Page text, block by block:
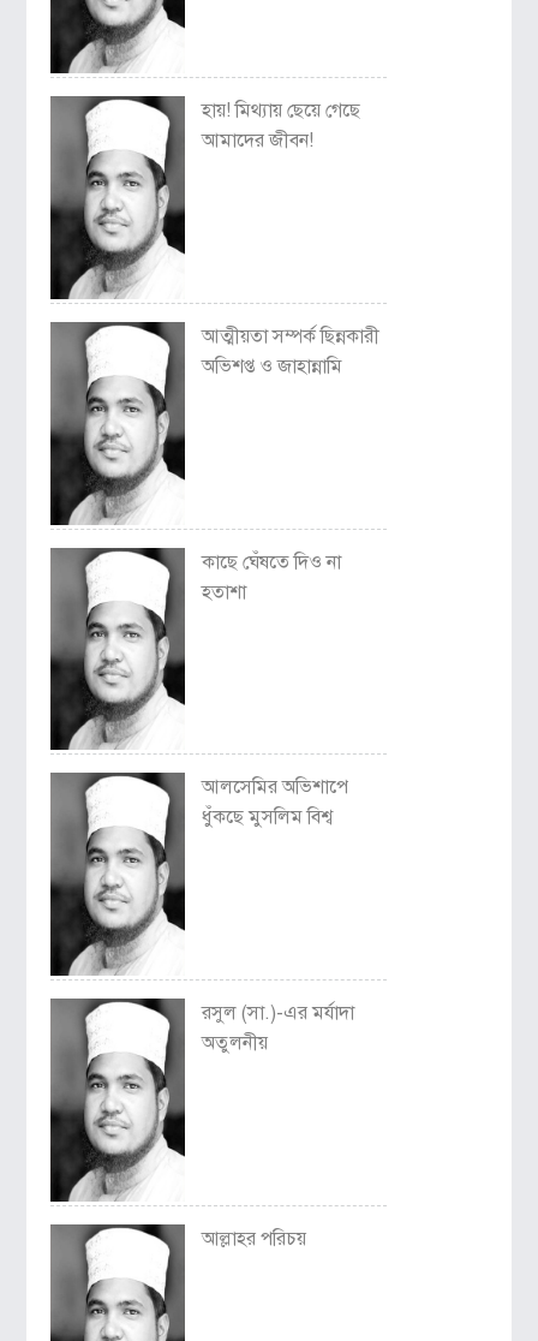
হায়! মিথ্যায় ছেয়ে গেছে
আমাদের জীবন!
আত্মীয়তা সম্পর্ক ছিন্নকারী
অভিশপ্ত ও জাহান্নামি
কাছে ঘেঁষতে দিও না
হতাশা
আলসেমির অভিশাপে
ধুঁকছে মুসলিম বিশ্ব
রসুল (সা.)-এর মর্যাদা
অতুলনীয়
আল্লাহর পরিচয়